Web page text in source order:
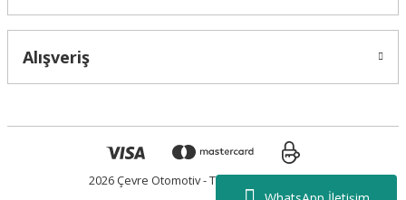
Alışveriş
2026 Çevre Otomotiv - Tüm Hakları Saklıdır.